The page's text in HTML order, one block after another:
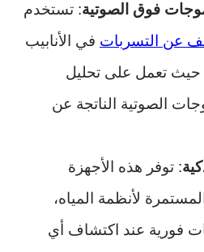
فوق الصوتية: تستخدم
عن التسربات في الأنابيب
حيث تعمل على تحليل
الصوتية الناتجة عن
: توفر هذه الأجهزة
المستمرة لأنظمة المياه،
فورية عند اكتشاف أي